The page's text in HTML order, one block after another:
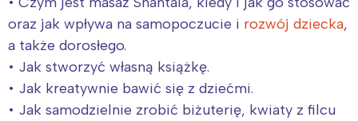
oraz jak wpływa na samopoczucie i rozwój dziecka,
a także dorosłego.
• Jak stworzyć własną książkę.
• Jak kreatywnie bawić się z dziećmi.
• Jak samodzielnie zrobić biżuterię, kwiaty z filcu